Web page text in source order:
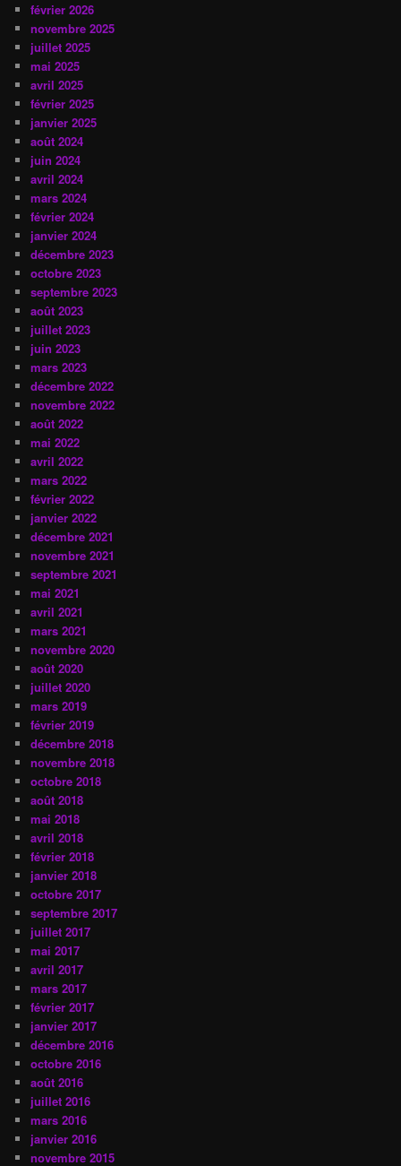
février 2026
novembre 2025
juillet 2025
mai 2025
avril 2025
février 2025
janvier 2025
août 2024
juin 2024
avril 2024
mars 2024
février 2024
janvier 2024
décembre 2023
octobre 2023
septembre 2023
août 2023
juillet 2023
juin 2023
mars 2023
décembre 2022
novembre 2022
août 2022
mai 2022
avril 2022
mars 2022
février 2022
janvier 2022
décembre 2021
novembre 2021
septembre 2021
mai 2021
avril 2021
mars 2021
novembre 2020
août 2020
juillet 2020
mars 2019
février 2019
décembre 2018
novembre 2018
octobre 2018
août 2018
mai 2018
avril 2018
février 2018
janvier 2018
octobre 2017
septembre 2017
juillet 2017
mai 2017
avril 2017
mars 2017
février 2017
janvier 2017
décembre 2016
octobre 2016
août 2016
juillet 2016
mars 2016
janvier 2016
novembre 2015